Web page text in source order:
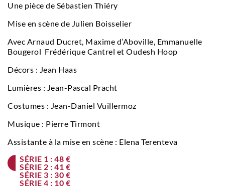
Une pièce de Sébastien Thiéry
Mise en scène de Julien Boisselier
Avec Arnaud Ducret, Maxime d’Aboville, Emmanuelle
Bougerol Frédérique Cantrel et Oudesh Hoop
Décors : Jean Haas
Lumières : Jean-Pascal Pracht
Costumes : Jean-Daniel Vuillermoz
Musique : Pierre Tirmont
Assistante à la mise en scène : Elena Terenteva
SÉRIE 1 : 48 €
SÉRIE 2 : 41 €
SÉRIE 3 : 30 €
SÉRIE 4 : 10 €